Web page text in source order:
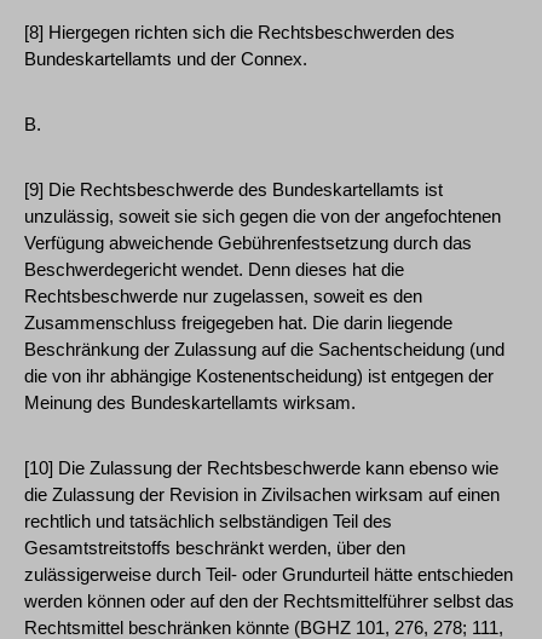
[8] Hiergegen richten sich die Rechtsbeschwerden des
Bundeskartellamts und der Connex.
B.
[9] Die Rechtsbeschwerde des Bundeskartellamts ist
unzulässig, soweit sie sich gegen die von der angefochtenen
Verfügung abweichende Gebührenfestsetzung durch das
Beschwerdegericht wendet. Denn dieses hat die
Rechtsbeschwerde nur zugelassen, soweit es den
Zusammenschluss freigegeben hat. Die darin liegende
Beschränkung der Zulassung auf die Sachentscheidung (und
die von ihr abhängige Kostenentscheidung) ist entgegen der
Meinung des Bundeskartellamts wirksam.
[10] Die Zulassung der Rechtsbeschwerde kann ebenso wie
die Zulassung der Revision in Zivilsachen wirksam auf einen
rechtlich und tatsächlich selbständigen Teil des
Gesamtstreitstoffs beschränkt werden, über den
zulässigerweise durch Teil- oder Grundurteil hätte entschieden
werden können oder auf den der Rechtsmittelführer selbst das
Rechtsmittel beschränken könnte (BGHZ 101, 276, 278; 111,